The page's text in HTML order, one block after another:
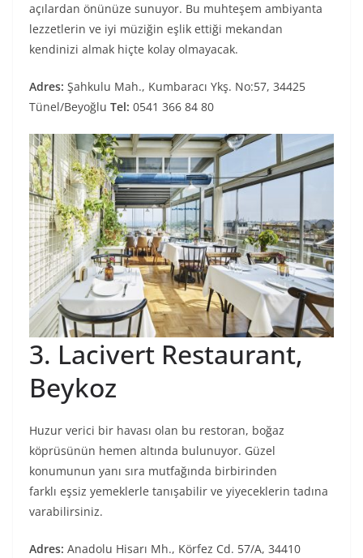
açılardan önünüze sunuyor. Bu muhteşem ambiyanta
lezzetlerin ve iyi müziğin eşlik ettiği mekandan
kendinizi almak hiçte kolay olmayacak.
Adres: Şahkulu Mah., Kumbaracı Ykş. No:57, 34425
Tünel/Beyoğlu Tel: 0541 366 84 80
3. Lacivert Restaurant,
Beykoz
Huzur verici bir havası olan bu restoran, boğaz
köprüsünün hemen altında bulunuyor. Güzel
konumunun yanı sıra mutfağında birbirinden
farklı eşsiz yemeklerle tanışabilir ve yiyeceklerin tadına
varabilirsiniz.
Adres: Anadolu Hisarı Mh., Körfez Cd. 57/A, 34410